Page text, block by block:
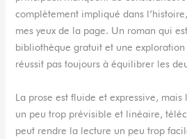
complètement impliqué dans
mes yeux de la page. Un roman qui
bibliothèque gratuit et une
réussit pas toujours à équilibrer les
La prose est fluide et expressive,
un peu trop prévisible et linéaire,
peut rendre la lecture un peu trop